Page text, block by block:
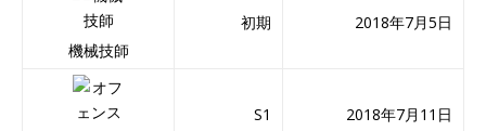
機械技師
初期 2018年7月5日
S1 2018年7月11日